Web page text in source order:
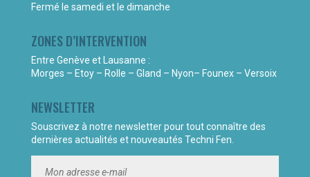
Fermé le samedi et le dimanche
ZONES D’INTERVENTION
Entre Genève et Lausanne :
Morges – Etoy – Rolle – Gland – Nyon– Founex – Versoix
NEWSLETTER
Souscrivez à notre newsletter pour tout connaître des
dernières actualités et nouveautés Techni Fen.